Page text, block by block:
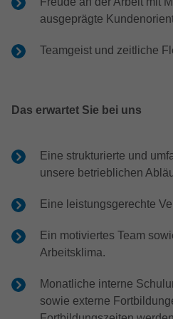
ausgeprägte
Teamgeist und zeitliche
Das erwartet Sie bei uns
Eine strukturierte und
unsere betrieblichen
Eine leistungsgerechte
Ein motiviertes Team
Arbeitsklima.
Monatliche interne
sowie externe
Anbieter Google LLC
Anbieter Google LLC
Laufzeit 13 Monate
Wird verwendet,
erhalten.
Zweck
anzuzeigen.
Google-
ReCaptcha aktiv.
Laufzeit 2 Monate
Zweck
Analysen, Ad-